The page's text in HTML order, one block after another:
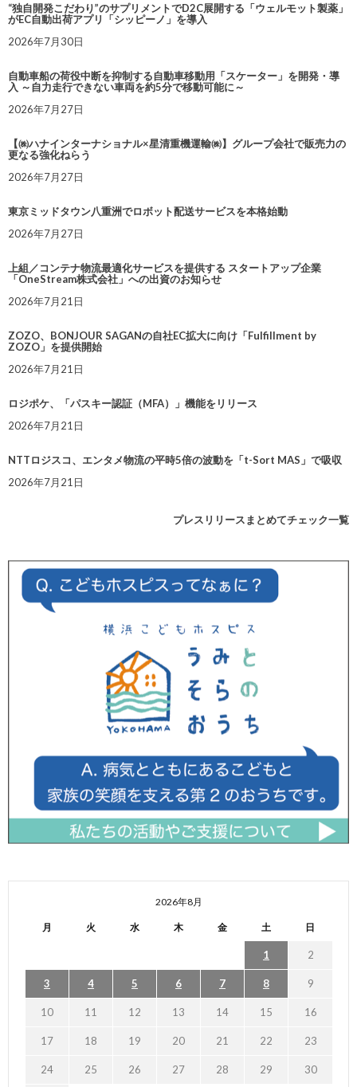
“独自開発こだわり”のサプリメントでD2C展開する「ウェルモット製薬」
がEC自動出荷アプリ「シッピーノ」を導入
2026年7月30日
自動車船の荷役中断を抑制する自動車移動用「スケーター」を開発・導
入 ～自力走行できない車両を約5分で移動可能に～
2026年7月27日
【㈱ハナインターナショナル×星清重機運輸㈱】グループ会社で販売力の
更なる強化ねらう
2026年7月27日
東京ミッドタウン八重洲でロボット配送サービスを本格始動
2026年7月27日
上組／コンテナ物流最適化サービスを提供する スタートアップ企業
「OneStream株式会社」への出資のお知らせ
2026年7月21日
ZOZO、BONJOUR SAGANの自社EC拡大に向け「Fulfillment by
ZOZO」を提供開始
2026年7月21日
ロジポケ、「パスキー認証（MFA）」機能をリリース
2026年7月21日
NTTロジスコ、エンタメ物流の平時5倍の波動を「t-Sort MAS」で吸収
2026年7月21日
プレスリリースまとめてチェック一覧
2026年8月
月 火 水 木 金 土 日
1 2
3 4 5 6 7 8 9
10 11 12 13 14 15 16
17 18 19 20 21 22 23
24 25 26 27 28 29 30